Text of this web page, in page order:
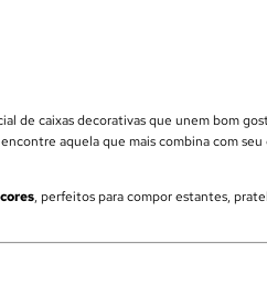
de caixas decorativas que unem bom
aquela que mais combina com
, perfeitos para compor estantes,